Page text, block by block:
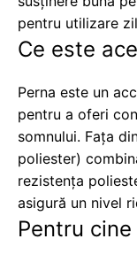
pentru utilizare
Ce este
Perna este un
pentru a oferi
somnului. Fața
poliester)
rezistența
asigură un nivel
Pentru